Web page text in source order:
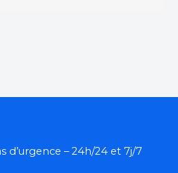
d’urgence – 24h/24 et 7j/7